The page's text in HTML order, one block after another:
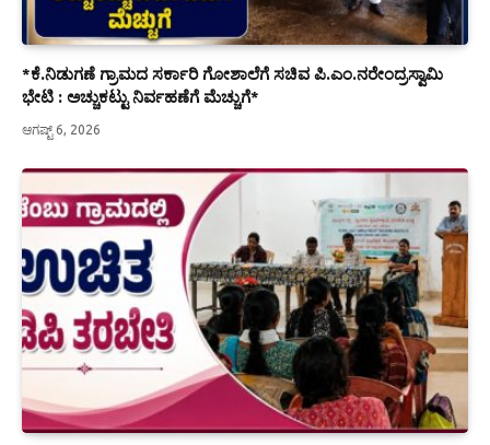
*ಕೆ.ನಿಡುಗಣೆ ಗ್ರಾಮದ ಸರ್ಕಾರಿ ಗೋಶಾಲೆಗೆ ಸಚಿವ ಪಿ.ಎಂ.ನರೇಂದ್ರಸ್ವಾಮಿ
ಭೇಟಿ : ಅಚ್ಚುಕಟ್ಟು ನಿರ್ವಹಣೆಗೆ ಮೆಚ್ಚುಗೆ*
ಆಗಷ್ಟ್ 6, 2026